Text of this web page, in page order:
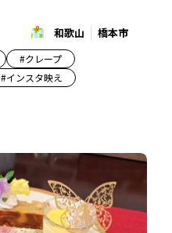
和歌山 橋本市
#クレープ
#インスタ映え